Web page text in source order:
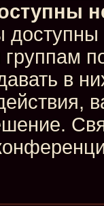
в